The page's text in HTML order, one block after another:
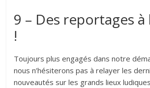
9 – Des reportages
!
Toujours plus engagés dans notre
nous n’hésiterons pas à relayer les
nouveautés sur les grands lieux